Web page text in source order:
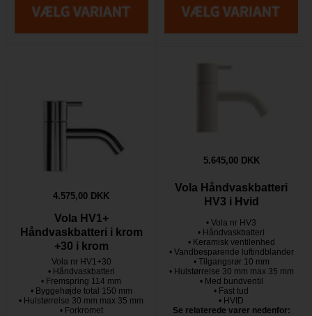
4.575,00 DKK
Vola HV1+
Håndvaskbatteri i krom
+30 i krom
Vola nr HV1+30
• Håndvaskbatteri
• Fremspring 114 mm
• Byggehøjde total 150 mm
• Hulstørrelse 30 mm max 35 mm
• Forkromet
5.645,00 DKK
Vola Håndvaskbatteri
HV3 i Hvid
• Vola nr HV3
• Håndvaskbatteri
• Keramisk ventilenhed
• Vandbesparende luftindblander
• Tilgangsrør 10 mm
• Hulstørrelse 30 mm max 35 mm
• Med bundventil
• Fast tud
• HVID
Se relaterede varer nedenfor: